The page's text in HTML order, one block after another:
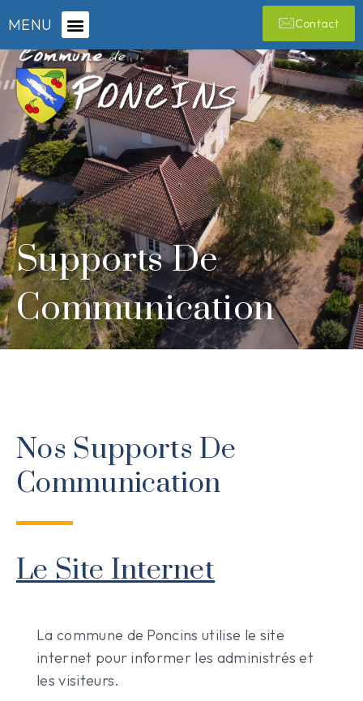
MENU Contact
Supports De
Communication
Nos Supports De
Communication
Le Site Internet
La commune de Poncins utilise le site
internet pour informer les administrés et
les visiteurs.